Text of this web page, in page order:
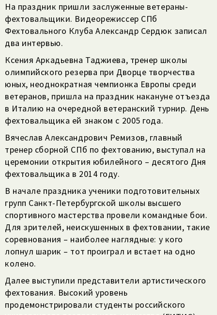
На праздник пришли заслуженные ветераны-
фехтовальщики. Видеорежиссер СПб
Фехтовального Клуба Александр Сердюк записал
два интервью.
Ксения Аркадьевна Таджиева, тренер школы
олимпийского резерва при Дворце творчества
юных, неоднократная чемпионка Европы среди
ветеранов, пришла на праздник накануне отъезда
в Италию на очередной ветеранский турнир. День
фехтовальщика ей знаком с 2005 года.
Вячеслав Александрович Ремизов, главный
тренер сборной СПб по фехтованию, выступал на
церемонии открытия юбилейного – десятого Дня
фехтовальщика в 2014 году.
В начале праздника ученики подготовительных
групп Санкт-Петербургской школы высшего
спортивного мастерства провели командные бои.
Для зрителей, неискушенных в фехтовании, такие
соревнования – наиболее наглядные: у кого
лопнул шарик – тот проиграл и встает на одно
колено.
Далее выступили представители артистического
фехтования. Высокий уровень
продемонстрировали студенты российского